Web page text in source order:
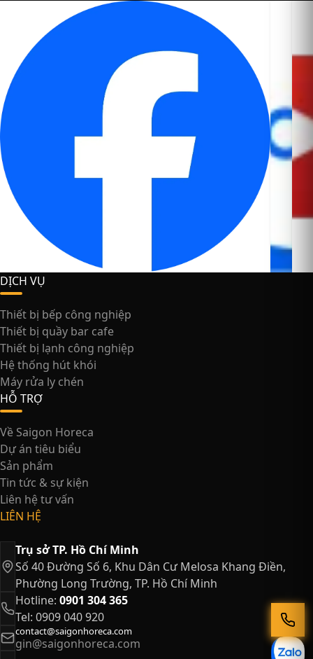
DỊCH VỤ
Thiết bị bếp công nghiệp
Thiết bị quầy bar cafe
Thiết bị lạnh công nghiệp
Hệ thống hút khói
Máy rửa ly chén
HỖ TRỢ
Về Saigon Horeca
Dự án tiêu biểu
Sản phẩm
Tin tức & sự kiện
Liên hệ tư vấn
LIÊN HỆ
Trụ sở TP. Hồ Chí Minh
Số 40 Đường Số 6, Khu Dân Cư Melosa Khang Điền,
Phường Long Trường, TP. Hồ Chí Minh
Hotline: 0901 304 365
Tel: 0909 040 920
contact@saigonhoreca.com
gin@saigonhoreca.com